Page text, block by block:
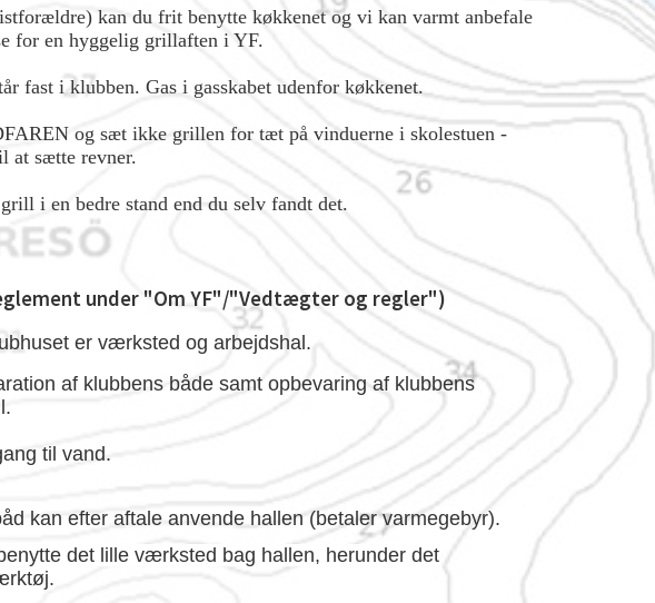
kan du frit benytte køkkenet og vi kan varmt anbefale
for en hyggelig grillaften i YF.
fast i klubben. Gas i gasskabet udenfor køkkenet.
og sæt ikke grillen for tæt på vinduerne i skolestuen -
at sætte revner.
i en bedre stand end du selv fandt det.
under "Om YF"/"Vedtægter og regler")
er værksted og arbejdshal.
af klubbens både samt opbevaring af klubbens
til vand.
kan efter aftale anvende hallen (betaler varmegebyr).
det lille værksted bag hallen, herunder det